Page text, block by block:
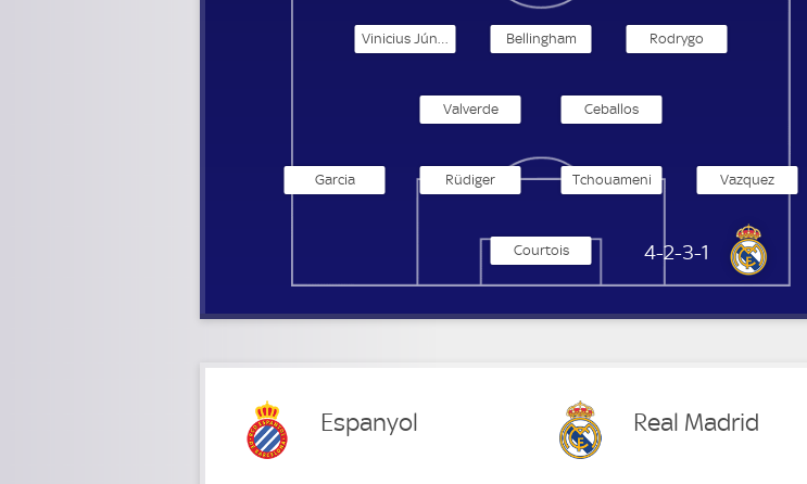
Real Madrid
4-2-3-1
Courtois
Vazquez
Tchouameni
Rüdiger
Garcia
Ceballos
Valverde
Rodrygo
Bellingham
Vinicius Júnior
Espanyol Real Madrid